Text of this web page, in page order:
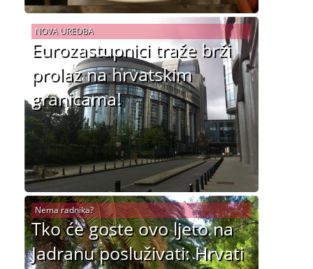
Eurozastupnici traže brži
prolaz na hrvatskim
granicama!
NOVA UREDBA
Tko će goste ovo ljeto na
Jadranu posluživati: Hrvati
Nema radnika?